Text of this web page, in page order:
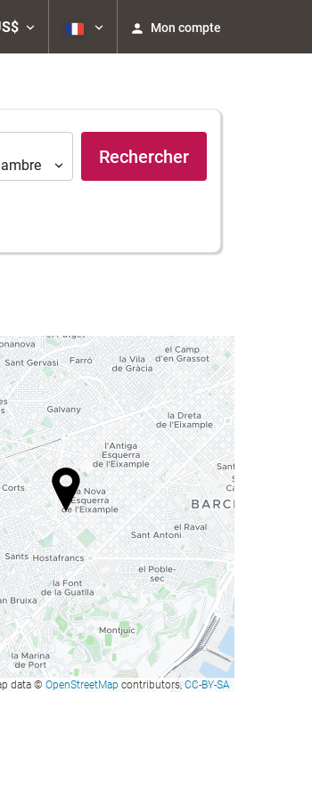
Mon compte
Rechercher
data © OpenStreetMap contributors,CC-BY-SA